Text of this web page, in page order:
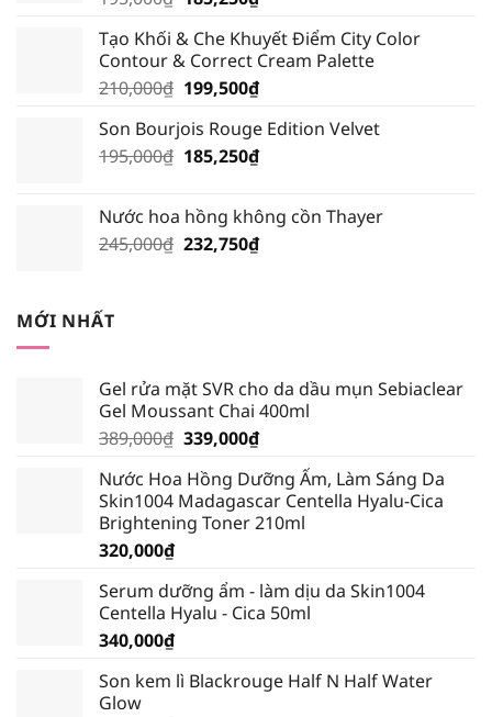
là:
195,000₫.
tại
là:
185,250₫.
Tạo Khối & Che Khuyết Điểm City Color
Contour & Correct Cream Palette
210,000₫ Giá
là:
210,000₫.
199,500₫Giá
tại
là:
Son Bourjois Rouge Edition Velvet
195,000₫ Giá
195,000₫.
185,250₫Giá
là:
185,250₫.
Nước hoa hồng không cồn Thayer
245,000₫ Giá
232,750₫Giá
MỚI NHẤT
Gel rửa mặt SVR cho da dầu mụn Sebiaclear
Gel Moussant Chai 400ml
389,000₫ Giá
là:
389,000₫.
339,000₫Giá
tại
là:
339,000₫.
Nước Hoa Hồng Dưỡng Ẩm, Làm Sáng Da
Skin1004 Madagascar Centella Hyalu-Cica
Brightening Toner 210ml
320,000₫
Serum dưỡng ẩm - làm dịu da Skin1004
Centella Hyalu - Cica 50ml
340,000₫
Son kem lì Blackrouge Half N Half Water
Glow